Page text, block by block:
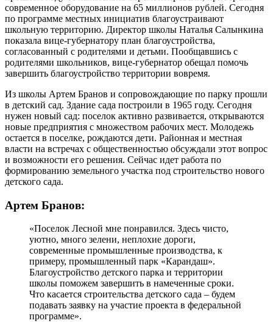
современное оборудование на 65 миллионов рублей. Сегодня
по программе местных инициатив благоустраивают
школьную территорию. Директор школы Наталья Салынкина
показала вице-губернатору план благоустройства,
согласованный с родителями и детьми. Пообщавшись с
родителями школьников, вице-губернатор обещал помочь
завершить благоустройство территории вовремя.
Из школы Артем Бранов и сопровождающие по парку прошли
в детский сад. Здание сада построили в 1965 году. Сегодня
нужен новый сад: поселок активно развивается, открываются
новые предприятия с множеством рабочих мест. Молодежь
остается в поселке, рождаются дети. Районная и местная
власти на встречах с общественностью обсуждали этот вопрос
и возможности его решения. Сейчас идет работа по
формированию земельного участка под строительство нового
детского сада.
Артем Бранов:
«Поселок Лесной мне понравился. Здесь чисто,
уютно, много зелени, неплохие дороги,
современные промышленные производства, к
примеру, промышленный парк «Карандаш».
Благоустройство детского парка и территории
школы поможем завершить в намеченные сроки.
Что касается строительства детского сада – будем
подавать заявку на участие проекта в федеральной
программе».